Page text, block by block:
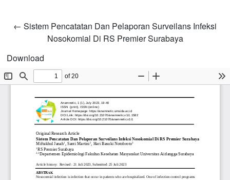
← Return to Article Details
Sistem Pencatatan Dan Pelaporan Surveilans Infeksi
Nosokomial Di RS Premier Surabaya
Download